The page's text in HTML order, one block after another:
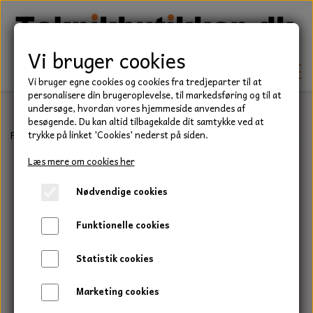
TEKNIK
KILEREMME
LEJER
PAKDÅSER
LÅSERINGE
BEFÆSTELSE
HAVE/PARK
UNIVERSALE REMME TIL PLÆNEKLIPPER OG
HAVETRAKTOR
TRAKTOR/ENTREPRENØR
Forside Befæstelse Bolte Stålsætbolt, Elgalvaniseret, Kvalitet
Vi bruger cookies
Vi bruger egne cookies og cookies fra tredjeparter til at
personalisere din brugeroplevelse, til markedsføring og til at
undersøge, hvordan vores hjemmeside anvendes af
besøgende. Du kan altid tilbagekalde dit samtykke ved at
trykke på linket 'Cookies' nederst på siden.
Læs mere om cookies her
Nødvendige cookies
Funktionelle cookies
Statistik cookies
Marketing cookies